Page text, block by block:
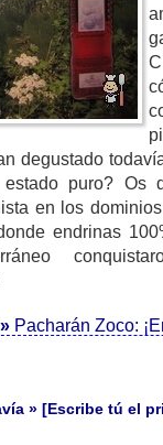
degustado
puro? Os
en los
endrinas
Pacharán Zoco:
» [Escribe tú el